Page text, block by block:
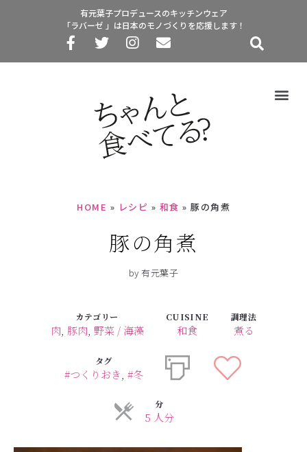
有元葉子プロデュースのキッチンウェア
「ラバーゼ 」は日本のモノづくりを応援します！
HOME » レシピ » 和食 » 豚の角煮
豚の角煮
by 有元葉子
カテゴリー
肉, 豚肉, 野菜 / 海藻
CUISINE
和食
調理法
煮る
タグ
#つくりおき, #冬
分
5 人分